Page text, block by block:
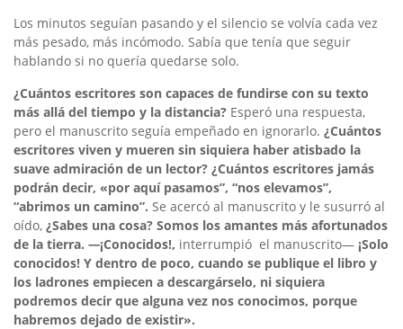
Los minutos seguían pasando y el silencio se volvía cada vez
más pesado, más incómodo. Sabía que tenía que seguir
hablando si no quería quedarse solo.
¿Cuántos escritores son capaces de fundirse con su texto
más allá del tiempo y la distancia? Esperó una respuesta,
pero el manuscrito seguía empeñado en ignorarlo. ¿Cuántos
escritores viven y mueren sin siquiera haber atisbado la
suave admiración de un lector? ¿Cuántos escritores jamás
podrán decir, «por aquí pasamos”, “nos elevamos”,
“abrimos un camino”. Se acercó al manuscrito y le susurró al
oído, ¿Sabes una cosa? Somos los amantes más afortunados
de la tierra. —¡Conocidos!, interrumpió el manuscrito— ¡Solo
conocidos! Y dentro de poco, cuando se publique el libro y
los ladrones empiecen a descargárselo, ni siquiera
podremos decir que alguna vez nos conocimos, porque
habremos dejado de existir».